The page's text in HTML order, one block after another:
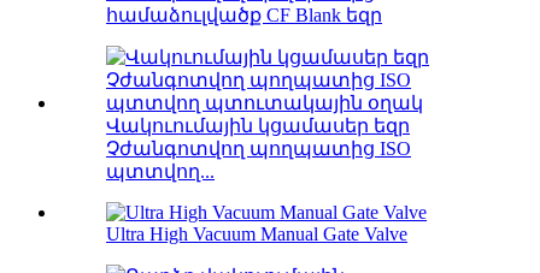
համաձուլվածք CF Blank եզր
Վակուումային կցամասեր եզր
Չժանգոտվող պողպատից ISO
պտտվող...
Ultra High Vacuum Manual Gate Valve